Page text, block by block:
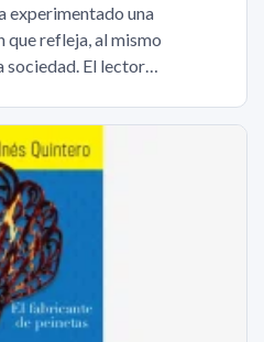
experimentado una
refleja, al mismo
El lector…